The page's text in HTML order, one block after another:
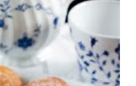
frutos se...